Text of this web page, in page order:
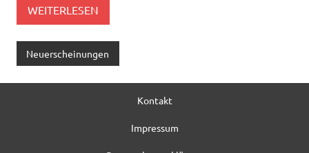
WEITERLESEN
Neuerscheinungen
Kontakt
Impressum